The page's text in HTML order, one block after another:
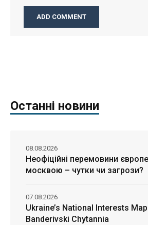
Останні новини
Неофіційні перемовини
москвою – чутки чи загрози?
08.08.2026
Ukraine’s National Interests
Banderivski Chytannia
07.08.2026